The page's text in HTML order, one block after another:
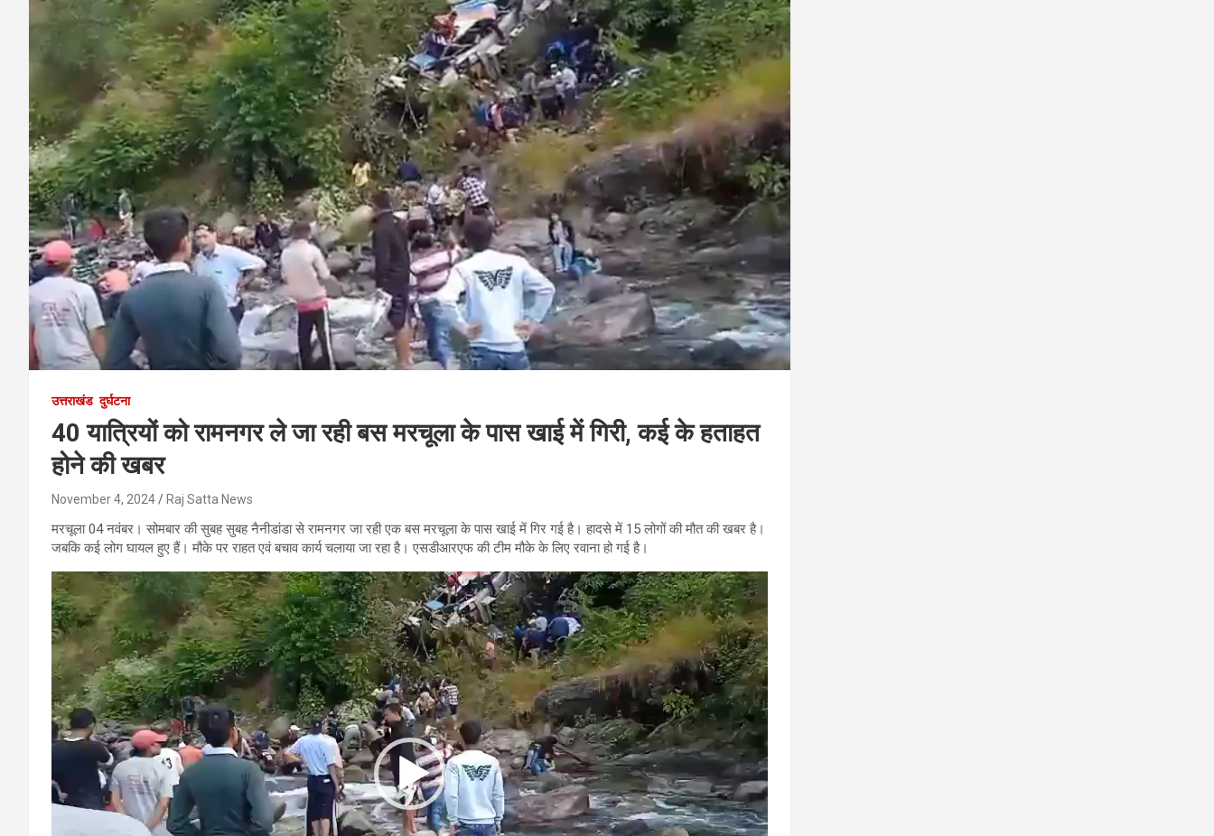
उत्तराखंड दुर्घटना
40 यात्रियों को रामनगर ले जा रही बस मरचूला के पास खाई में गिरी, कई के हताहत
होने की खबर
November 4, 2024 Raj Satta News
मरचूला 04 नवंबर। सोमबार की सुबह सुबह नैनीडांडा से रामनगर जा रही एक बस मरचूला के पास खाई में गिर गई है। हादसे में 15 लोगों की मौत की खबर है।
जबकि कई लोग घायल हुए हैं। मौके पर राहत एवं बचाव कार्य चलाया जा रहा है। एसडीआरएफ की टीम मौके के लिए रवाना हो गई है।
Video
Player